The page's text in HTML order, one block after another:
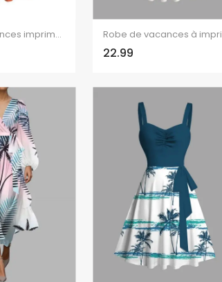
Robe de vacances imprimée coucher de soleil sur un cocotier avec ceinture froncée
22.99